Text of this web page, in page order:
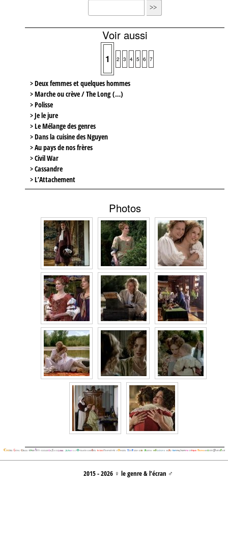
Voir aussi
1 2 3 4 5 6 7
> Deux femmes et quelques hommes
> Marche ou crève / The Long (…)
> Polisse
> Je le jure
> Le Mélange des genres
> Dans la cuisine des Nguyen
> Au pays de nos frères
> Civil War
> Cassandre
> L’Attachement
Photos
2015 - 2026 ♀ le genre & l’écran ♂